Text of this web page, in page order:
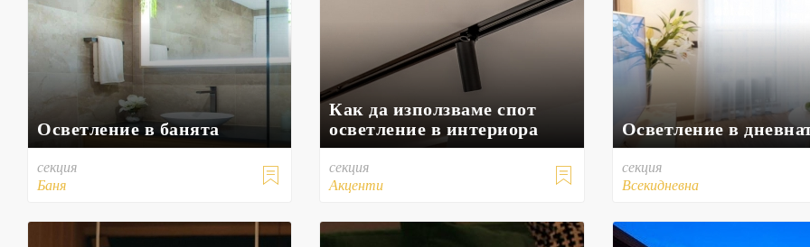
Осветление в банята

секция
Баня
Как да използваме спот
осветление в интериора

секция
Акценти
Осветление в
секция
Всекидневна